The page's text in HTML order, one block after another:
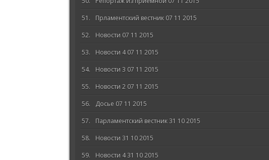
Прламентский вестник 07 11 2015
Новости 07 11 2015
Новости 4 07 11 2015
Новости 3 07 11 2015
Новости 2 07 11 2015
Досье 07 11 2015
Парламентский вестник 31 10 2015
Новости 31 10 2015
Новости 4 31 10 2015